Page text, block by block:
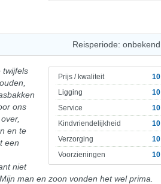
Reisperiode: onbekend
Prijs / kwaliteit
10
Ligging
10
Service
10
Kindvriendelijkheid
10
Verzorging
10
Voorzieningen
10
twijfels
ons
en te
een
niet
man en zoon vonden het wel prima.